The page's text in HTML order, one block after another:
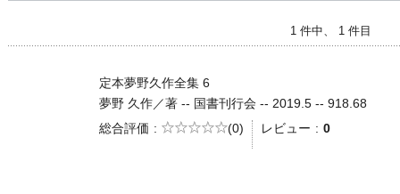
1 件中、 1 件目
定本夢野久作全集 6
夢野 久作／著 -- 国書刊行会 -- 2019.5 -- 918.68
総合評価
5段階評価
(0) レビュー 0